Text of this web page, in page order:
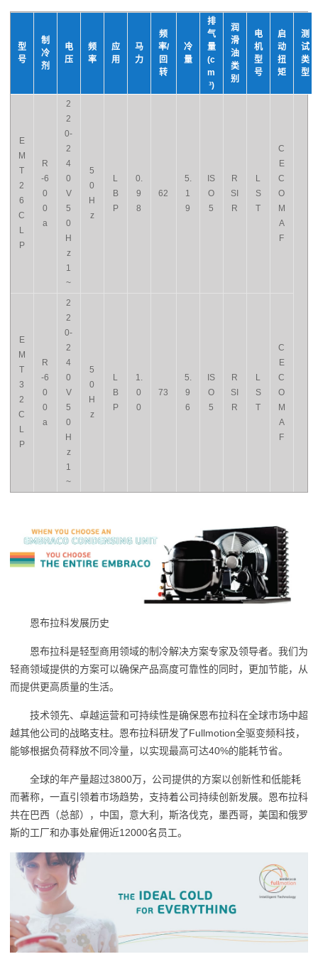
型
号
制
冷
剂
电
压
频
率
应
用
马
力
频
率/
回
转
冷
量
排
气
量
(c
m
³)
润
滑
油
类
别
电
机
型
号
启
动
扭
矩
测
试
类
型
E
M
T
2
6
C
L
P
R
-6
0
0
a
2
2
0-
2
4
0
V
5
0
H
z
1
~
5
0
H
z
L
B
P
0.
9
8
62
5.
1
9
IS
O
5
R
SI
R
L
S
T
C
E
C
O
M
A
F
E
M
T
3
2
C
L
P
R
-6
0
0
a
2
2
0-
2
4
0
V
5
0
H
z
1
~
5
0
H
z
L
B
P
1.
0
0
73
5.
9
6
IS
O
5
R
SI
R
L
S
T
C
E
C
O
M
A
F
恩布拉科发展历史
恩布拉科是轻型商用领域的制冷解决方案专家及领导者。我们为
轻商领域提供的方案可以确保产品高度可靠性的同时，更加节能，从
而提供更高质量的生活。
技术领先、卓越运营和可持续性是确保恩布拉科在全球市场中超
越其他公司的战略支柱。恩布拉科研发了Fullmotion全驱变频科技，
能够根据负荷释放不同冷量，以实现最高可达40%的能耗节省。
全球的年产量超过3800万，公司提供的方案以创新性和低能耗
而著称，一直引领着市场趋势，支持着公司持续创新发展。恩布拉科
共在巴西（总部），中国，意大利，斯洛伐克，墨西哥，美国和俄罗
斯的工厂和办事处雇佣近12000名员工。